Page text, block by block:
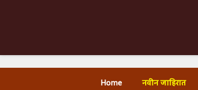
Home नवीन जाहिरात